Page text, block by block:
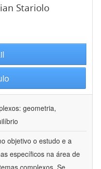
Stariolo
geometria,
objetivo o estudo e a
específicos na área de